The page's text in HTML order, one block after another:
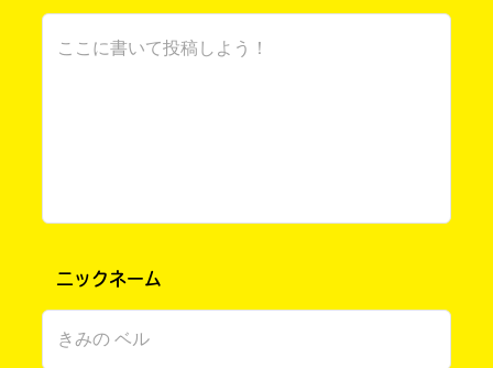
いとこと一緒にお祭りに行ったり、
湖や川で遊んだりしたことです…！
瑠璃 さん ／ 女性 ／ 小学6年
ニックネーム